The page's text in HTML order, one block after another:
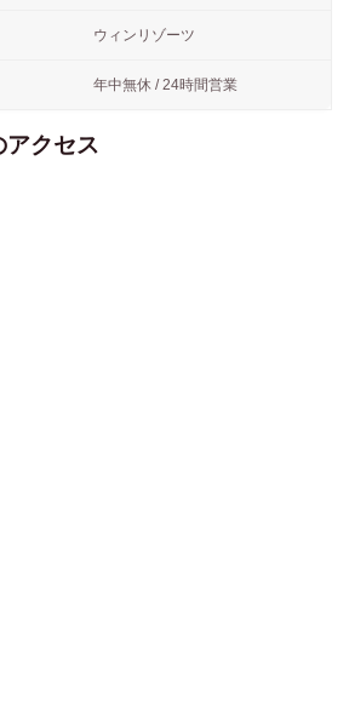
ウィンリゾーツ
年中無休 / 24時間営業
アクセス